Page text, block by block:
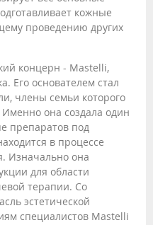
кожные
проведению других
концерн - Mаstelli,
Его основателем стал
члены семьи которого
она создала один
препаратов под
в процессе
Изначально она
для области
терапии. Со
эстетической
специалистов Mаstelli